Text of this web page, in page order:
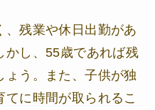
、残業や休日出勤があ
かし、55歳であれば残
ょう。また、子供が独
に時間が取られるこ